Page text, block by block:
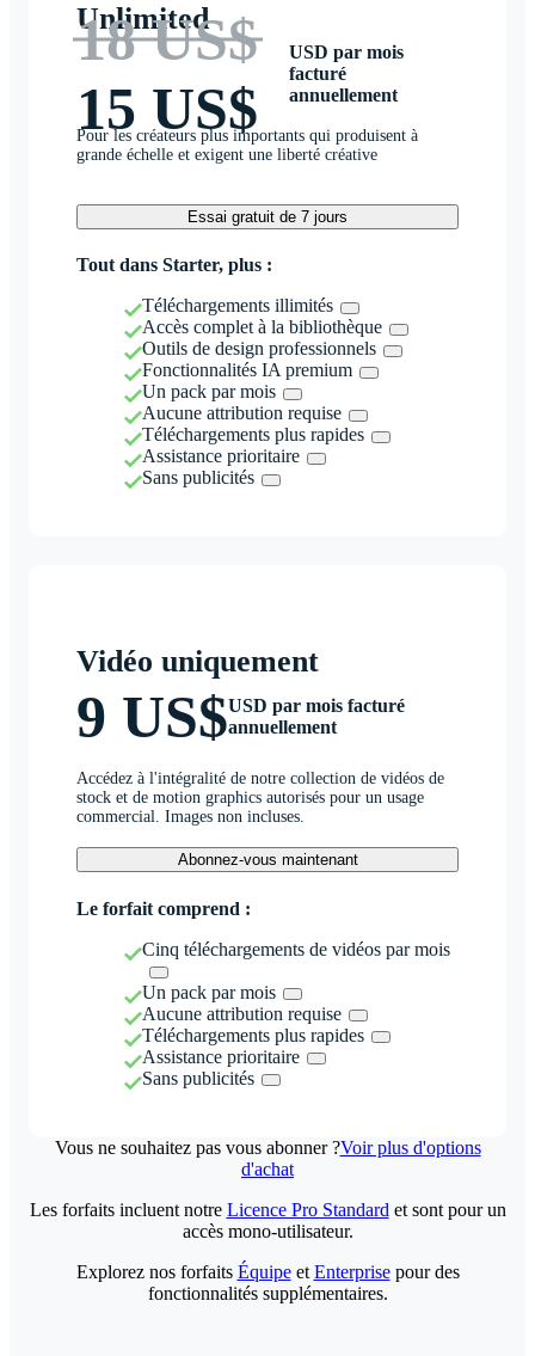
Unlimited
18 US$
15 US$
USD par mois
facturé
annuellement
Pour les créateurs plus importants qui produisent à
grande échelle et exigent une liberté créative
Essai gratuit de 7 jours
Tout dans Starter, plus :
Téléchargements illimités
Accès complet à la bibliothèque
Outils de design professionnels
Fonctionnalités IA premium
Un pack par mois
Aucune attribution requise
Téléchargements plus rapides
Assistance prioritaire
Sans publicités
Vidéo uniquement
9 US$USD par mois facturé
annuellement
Accédez à l'intégralité de notre collection de vidéos de
stock et de motion graphics autorisés pour un usage
commercial. Images non incluses.
Abonnez-vous maintenant
Le forfait comprend :
Cinq téléchargements de vidéos par mois
Un pack par mois
Aucune attribution requise
Téléchargements plus rapides
Assistance prioritaire
Sans publicités
Vous ne souhaitez pas vous abonner ?Voir plus d'options
d'achat
Les forfaits incluent notre Licence Pro Standard et sont pour un
accès mono-utilisateur.
Explorez nos forfaits Équipeet Enterprisepour des
fonctionnalités supplémentaires.